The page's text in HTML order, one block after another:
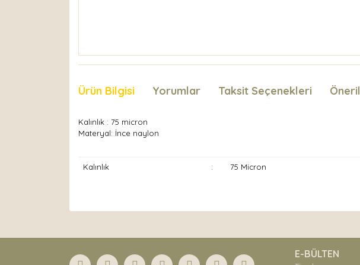
Ürün Bilgisi Yorumlar Taksit Seçenekleri
Kalınlık : 75 micron
Materyal: İnce naylon
Kalınlık : 75 Micron
E-BÜLTEN